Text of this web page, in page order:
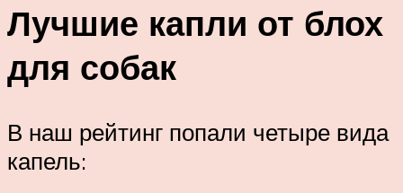
Лучшие капли от блох
для собак
В наш рейтинг попали четыре вида
капель: